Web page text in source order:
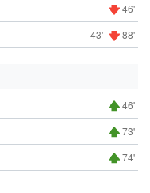
46'
43' 88'
46'
73'
74'